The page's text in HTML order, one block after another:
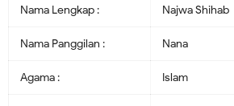
Nama Lengkap : Najwa Shihab
Nama Panggilan : Nana
Agama : Islam